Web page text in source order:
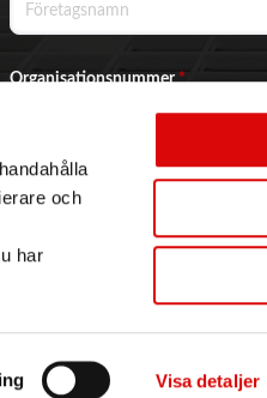
och
har
Visa detaljer
Organisationsnummer*
Ja, jag vill prenumerera på